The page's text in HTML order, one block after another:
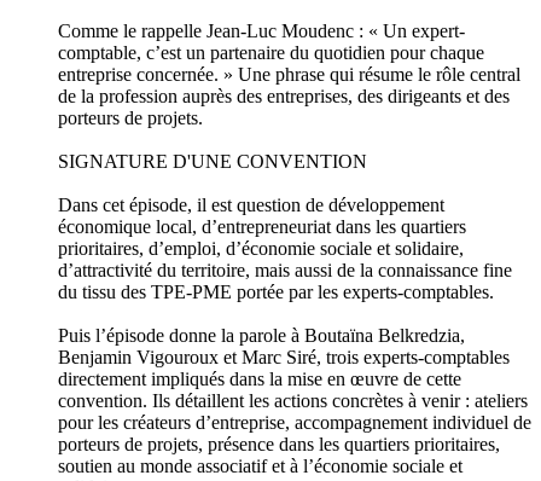
Comme le rappelle Jean-Luc Moudenc : « Un expert-
comptable, c’est un partenaire du quotidien pour chaque
entreprise concernée. » Une phrase qui résume le rôle central
de la profession auprès des entreprises, des dirigeants et des
porteurs de projets.
SIGNATURE D'UNE CONVENTION
Dans cet épisode, il est question de développement
économique local, d’entrepreneuriat dans les quartiers
prioritaires, d’emploi, d’économie sociale et solidaire,
d’attractivité du territoire, mais aussi de la connaissance fine
du tissu des TPE-PME portée par les experts-comptables.
Puis l’épisode donne la parole à Boutaïna Belkredzia,
Benjamin Vigouroux et Marc Siré, trois experts-comptables
directement impliqués dans la mise en œuvre de cette
convention. Ils détaillent les actions concrètes à venir : ateliers
pour les créateurs d’entreprise, accompagnement individuel de
porteurs de projets, présence dans les quartiers prioritaires,
soutien au monde associatif et à l’économie sociale et